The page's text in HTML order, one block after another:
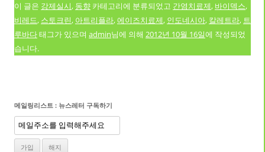
이 글은 강제실시, 동향 카테고리에 분류되었고 간염치료제, 바이덱스,
비레드, 스토크린, 아트리플라,에이즈치료제, 인도네시아, 칼레트라, 트
루바다태그가 있으며 admin님에 의해 2012년 10월 16일에 작성되었
습니다.
메일링리스트 : 뉴스레터 구독하기